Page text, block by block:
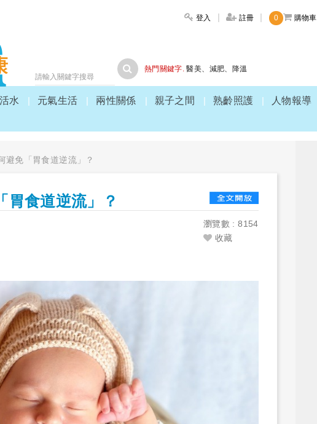
登入 註冊 0 購物車
熱門關鍵字. 醫美、 減肥、 降溫
水 元氣生活 兩性關係 親子之間 熟齡照護 人物報導
避免「胃食道逆流」？
胃食道逆流」？
瀏覽數 : 8154
收藏